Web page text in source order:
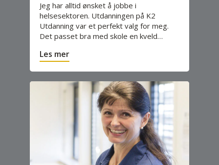
Jeg har alltid ønsket å jobbe i
helsesektoren. Utdanningen på K2
Utdanning var et perfekt valg for meg.
Det passet bra med skole en kveld…
Les mer